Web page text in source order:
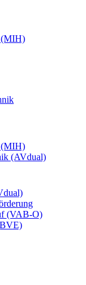
(MIH)
(MIH)
(AVdual)
(VAB-O)